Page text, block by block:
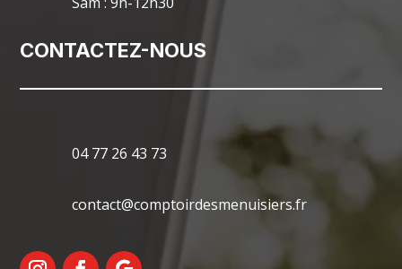
CONTACTEZ-NOUS
04 77 26 43 73
contact@comptoirdesmenuisiers.fr